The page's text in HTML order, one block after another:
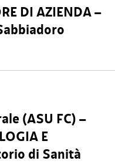
DI AZIENDA –
(ASU FC) –
E
di Sanità